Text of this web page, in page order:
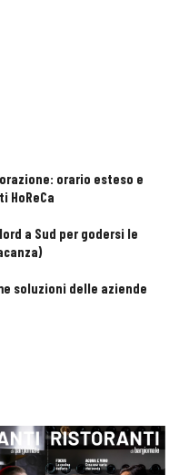
orario esteso e
a Sud per godersi le
soluzioni delle aziende